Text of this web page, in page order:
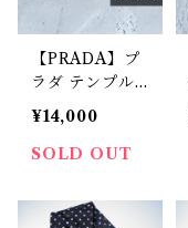
【PRADA】プ
ラダ テンプル
ロゴサングラス
black
¥14,000
SOLD OUT